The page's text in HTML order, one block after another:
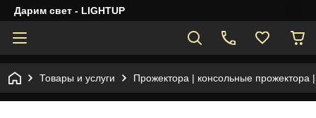
Дарим свет - LIGHTUP
Товары и услуги Прожектора | консольные прожектора